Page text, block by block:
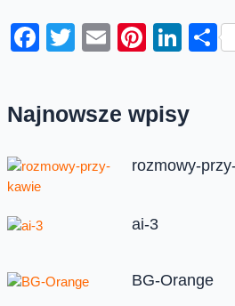
Facebook
Twitter
Email
Najnowsze wpisy
rozmowy-
ai-3
BG-Orange